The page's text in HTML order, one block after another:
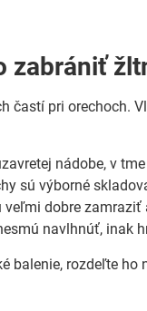
zabrániť
častí pri orechoch.
nádobe, v
sú výborné
veľmi dobre
navlhnúť, inak
balenie, rozdeľte